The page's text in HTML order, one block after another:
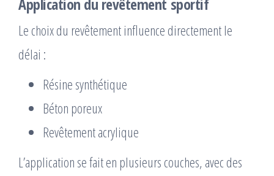
Application du revêtement sportif
Le choix du revêtement influence directement le
délai :
Résine synthétique
Béton poreux
Revêtement acrylique
L’application se fait en plusieurs couches, avec des